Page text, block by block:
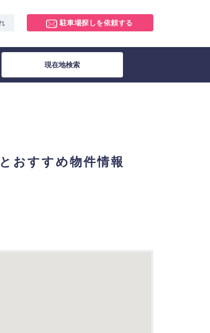
駐車場探しを依頼する
現在地検索
おすすめ物件情報